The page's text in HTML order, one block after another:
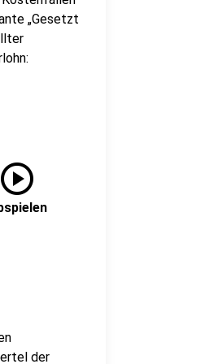
„Gesetzt
play_circle
der